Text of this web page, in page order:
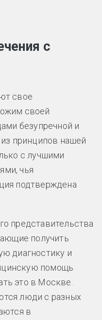
с
свое
своей
безупречной и
принципов нашей
с лучшими
чья
подтверждена
представительства
получить
диагностику и
помощь
это в Москве.
люди с разных
в